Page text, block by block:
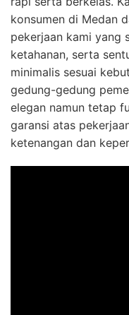
konsumen di Medan
pekerjaan kami yang
ketahanan, serta
minimalis sesuai
gedung-gedung
elegan namun tetap
garansi atas
ketenangan dan